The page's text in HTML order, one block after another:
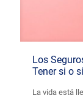
Los
Tener si o sí
La vida está